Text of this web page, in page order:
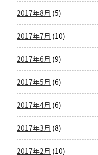
2017年8月 (5)
2017年7月 (10)
2017年6月 (9)
2017年5月 (6)
2017年4月 (6)
2017年3月 (8)
2017年2月 (10)